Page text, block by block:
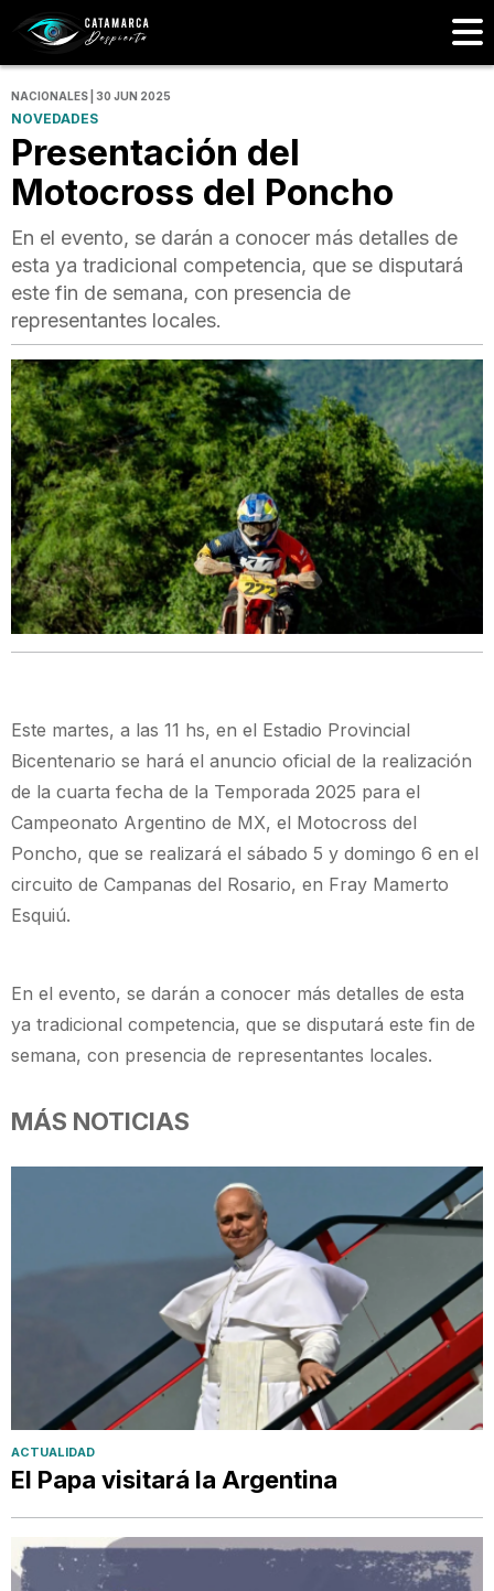
NACIONALES | 30 JUN 2025
NOVEDADES
Presentación del
Motocross del Poncho
En el evento, se darán a conocer más detalles de
esta ya tradicional competencia, que se disputará
este fin de semana, con presencia de
representantes locales.
Este martes, a las 11 hs, en el Estadio Provincial
Bicentenario se hará el anuncio oficial de la realización
de la cuarta fecha de la Temporada 2025 para el
Campeonato Argentino de MX, el Motocross del
Poncho, que se realizará el sábado 5 y domingo 6 en el
circuito de Campanas del Rosario, en Fray Mamerto
Esquiú.
En el evento, se darán a conocer más detalles de esta
ya tradicional competencia, que se disputará este fin de
semana, con presencia de representantes locales.
MÁS NOTICIAS
ACTUALIDAD
El Papa visitará la Argentina